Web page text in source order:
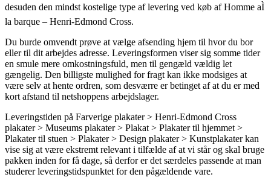
desuden den mindst kostelige type af levering ved køb af Homme aÌ
la barque – Henri-Edmond Cross.
Du burde omvendt prøve at vælge afsending hjem til hvor du bor
eller til dit arbejdes adresse. Leveringsformen viser sig somme tider
en smule mere omkostningsfuld, men til gengæld vældig let
gængelig. Den billigste mulighed for fragt kan ikke modsiges at
være selv at hente ordren, som desværre er betinget af at du er med
kort afstand til netshoppens arbejdslager.
Leveringstiden på Farverige plakater > Henri-Edmond Cross
plakater > Museums plakater > Plakat > Plakater til hjemmet >
Plakater til stuen > Plakater > Design plakater > Kunstplakater kan
vise sig at være ekstremt relevant i tilfælde af at vi står og skal bruge
pakken inden for få dage, så derfor er det særdeles passende at man
studerer leveringstidspunktet for den pågældende vare.